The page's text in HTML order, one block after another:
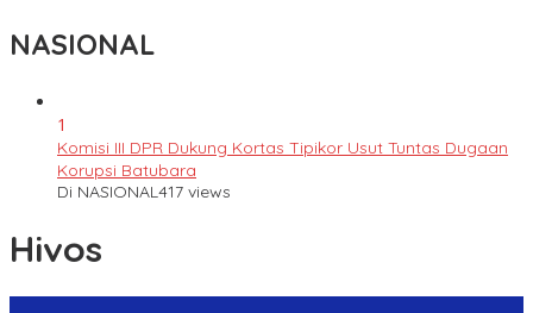
NASIONAL
1
Komisi III DPR Dukung Kortas Tipikor Usut Tuntas Dugaan
Korupsi Batubara
Di NASIONAL417 views
Hivos